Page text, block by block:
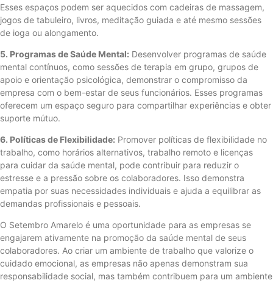
Esses espaços podem ser aquecidos com cadeiras de massagem,
jogos de tabuleiro, livros, meditação guiada e até mesmo sessões
de ioga ou alongamento.
5. Programas de Saúde Mental: Desenvolver programas de saúde
mental contínuos, como sessões de terapia em grupo, grupos de
apoio e orientação psicológica, demonstrar o compromisso da
empresa com o bem-estar de seus funcionários. Esses programas
oferecem um espaço seguro para compartilhar experiências e obter
suporte mútuo.
6. Políticas de Flexibilidade: Promover políticas de flexibilidade no
trabalho, como horários alternativos, trabalho remoto e licenças
para cuidar da saúde mental, pode contribuir para reduzir o
estresse e a pressão sobre os colaboradores. Isso demonstra
empatia por suas necessidades individuais e ajuda a equilibrar as
demandas profissionais e pessoais.
O Setembro Amarelo é uma oportunidade para as empresas se
engajarem ativamente na promoção da saúde mental de seus
colaboradores. Ao criar um ambiente de trabalho que valorize o
cuidado emocional, as empresas não apenas demonstram sua
responsabilidade social, mas também contribuem para um ambiente